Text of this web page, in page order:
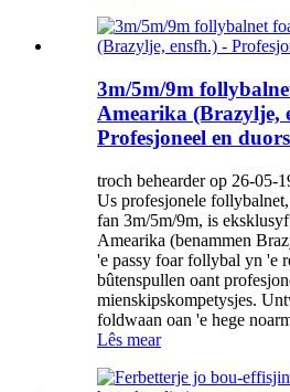
3m/5m/9m
Amearika (Brazylje,
Profesjoneel en
troch behearder op 26-05-
Us profesjonele
fan 3m/5m/9m, is
Amearika (benammen
'e passy foar follybal yn 'e
bûtenspullen oant
mienskipskompetysjes.
foldwaan oan 'e hege
Lês mear